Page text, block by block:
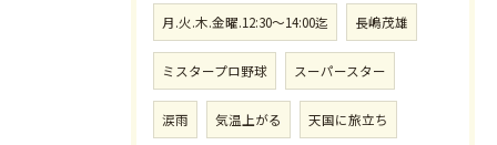
月.火.木.金曜.12:30〜14:00迄 長嶋茂雄
ミスタープロ野球 スーパースター
涙雨 気温上がる 天国に旅立ち